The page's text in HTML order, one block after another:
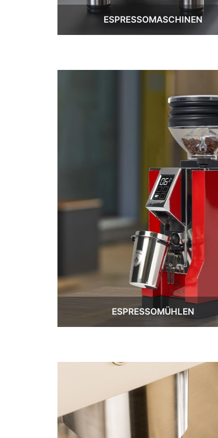
ESPRESSOMASCHINEN
ESPRESSOMÜHLEN